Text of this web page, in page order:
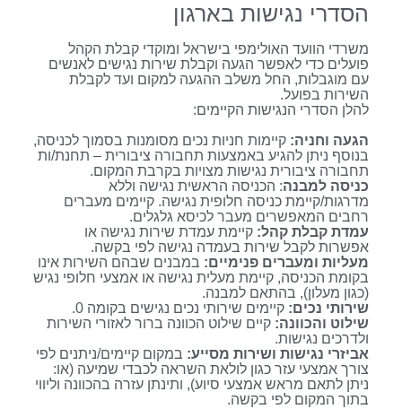
הסדרי נגישות בארגון
משרדי הוועד האולימפי בישראל ומוקדי קבלת הקהל
פועלים כדי לאפשר הגעה וקבלת שירות נגישים לאנשים
עם מוגבלות, החל משלב ההגעה למקום ועד לקבלת
השירות בפועל.
להלן הסדרי הנגישות הקיימים:
הגעה וחניה: קיימות חניות נכים מסומנות בסמוך לכניסה,
בנוסף ניתן להגיע באמצעות תחבורה ציבורית – תחנת/ות
תחבורה ציבורית נגישות מצויות בקרבת המקום.
כניסה למבנה: הכניסה הראשית נגישה וללא
מדרגות/קיימת כניסה חלופית נגישה. קיימים מעברים
רחבים המאפשרים מעבר לכיסא גלגלים.
עמדת קבלת קהל: קיימת עמדת שירות נגישה או
אפשרות לקבל שירות בעמדה נגישה לפי בקשה.
מעליות ומעברים פנימיים: במבנים שבהם השירות אינו
בקומת הכניסה, קיימת מעלית נגישה או אמצעי חלופי נגיש
(כגון מעלון), בהתאם למבנה.
שירותי נכים: קיימים שירותי נכים נגישים בקומה 0.
שילוט והכוונה: קיים שילוט הכוונה ברור לאזורי השירות
ולדרכים נגישות.
אביזרי נגישות ושירות מסייע: במקום קיימים/ניתנים לפי
צורך אמצעי עזר כגון לולאת השראה לכבדי שמיעה (או:
ניתן לתאם מראש אמצעי סיוע), ותינתן עזרה בהכוונה וליווי
בתוך המקום לפי בקשה.